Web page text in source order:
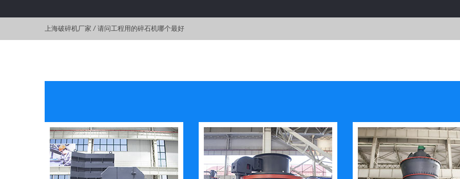
上海破碎机厂家 / 请问工程用的碎石机哪个最好